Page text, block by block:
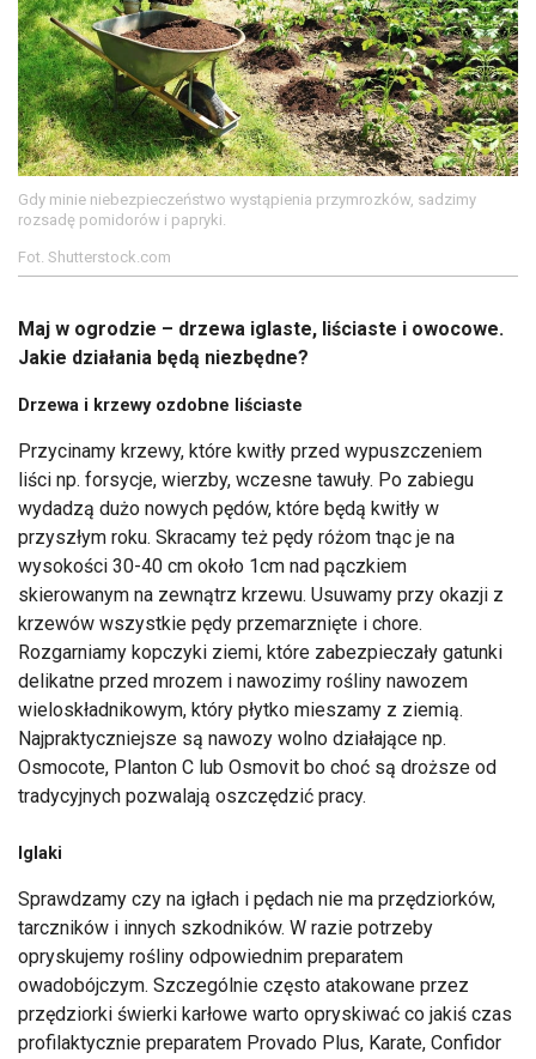
Gdy minie niebezpieczeństwo wystąpienia przymrozków, sadzimy
rozsadę pomidorów i papryki.
Fot. Shutterstock.com
Maj w ogrodzie – drzewa iglaste, liściaste i owocowe.
Jakie działania będą niezbędne?
Drzewa i krzewy ozdobne liściaste
Przycinamy krzewy, które kwitły przed wypuszczeniem
liści np. forsycje, wierzby, wczesne tawuły. Po zabiegu
wydadzą dużo nowych pędów, które będą kwitły w
przyszłym roku. Skracamy też pędy różom tnąc je na
wysokości 30-40 cm około 1cm nad pączkiem
skierowanym na zewnątrz krzewu. Usuwamy przy okazji z
krzewów wszystkie pędy przemarznięte i chore.
Rozgarniamy kopczyki ziemi, które zabezpieczały gatunki
delikatne przed mrozem i nawozimy rośliny nawozem
wieloskładnikowym, który płytko mieszamy z ziemią.
Najpraktyczniejsze są nawozy wolno działające np.
Osmocote, Planton C lub Osmovit bo choć są droższe od
tradycyjnych pozwalają oszczędzić pracy.
Iglaki
Sprawdzamy czy na igłach i pędach nie ma przędziorków,
tarczników i innych szkodników. W razie potrzeby
opryskujemy rośliny odpowiednim preparatem
owadobójczym. Szczególnie często atakowane przez
przędziorki świerki karłowe warto opryskiwać co jakiś czas
profilaktycznie preparatem Provado Plus, Karate, Confidor